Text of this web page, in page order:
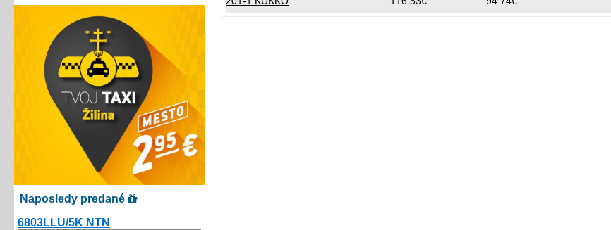
Naposledy predané
6803LLU/5K NTN